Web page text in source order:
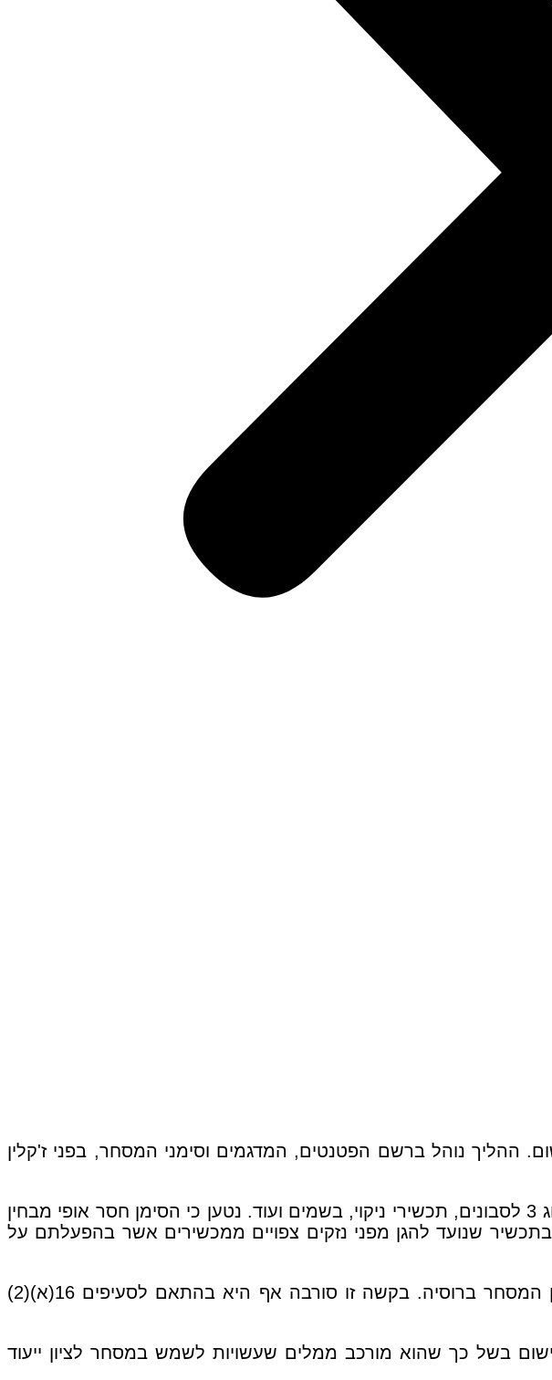
ההליך נוהל ברשם הפטנטים, המדגמים וסימני המסחר, בפני ז'קלין
בסוג 3 לסבונים, תכשירי ניקוי, בשמים ועוד. נטען כי הסימן חסר אופי מבחין
שנועד להגן מפני נזקים צפויים ממכשירים אשר בהפעלתם על
בנוסף, המבקשת ביקשה את רישום הסימן לפי סעיף 16 לפקודה על בסיס רישום סימן המסחר ברוסיה. בקשה זו סורבה אף היא בהתאם לסעיפים 16(א)(2)
בשל כך שהוא מורכב ממלים שעשויות לשמש במסחר לציון ייעוד